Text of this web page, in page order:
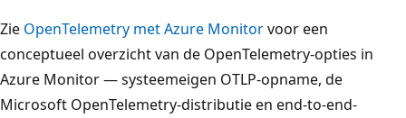
Zie OpenTelemetry met Azure Monitorvoor een
conceptueel overzicht van de OpenTelemetry-opties in
Azure Monitor — systeemeigen OTLP-opname, de
Microsoft OpenTelemetry-distributie en end-to-end-